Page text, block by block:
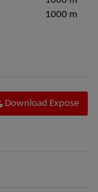
1000 m
Download Expose